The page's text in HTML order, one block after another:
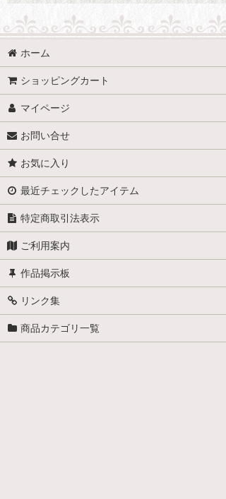
ホーム
ショッピングカート
マイページ
お問い合せ
お気に入り
最近チェックしたアイテム
特定商取引法表示
ご利用案内
作品掲示板
リンク集
商品カテゴリ一覧